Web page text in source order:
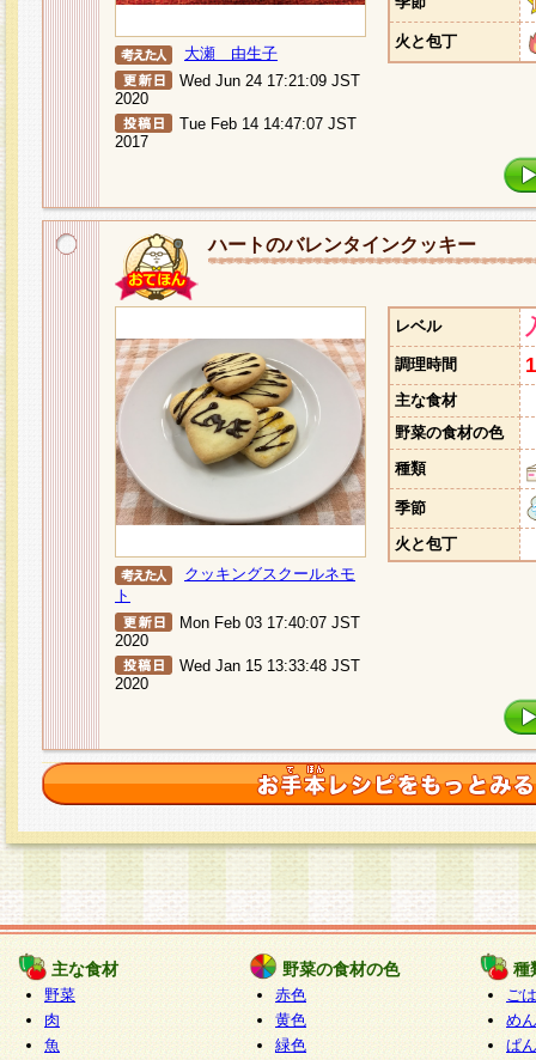
大瀬 由生子
Wed Jun 24 17:21:09 JST
2020
Tue Feb 14 14:47:07 JST
2017
火と包丁
ハートのバレンタインクッキー
クッキングスクールネモ
ト
Mon Feb 03 17:40:07 JST
2020
Wed Jan 15 13:33:48 JST
2020
レベル
調理時間
主な食材
野菜の食材の色
種類
季節
火と包丁
主な食材
野菜
肉
魚
野菜の食材の色
赤色
黄色
緑色
種
ご
めん
ぱん